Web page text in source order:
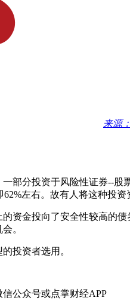
来源：
部分投资于风险性证券--
左右。故有人将这种投
金投向了安全性较高的债
。
投资者选用。
公众号或点掌财经APP